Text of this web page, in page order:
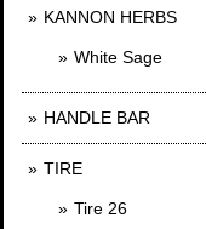
KANNON HERBS
White Sage
HANDLE BAR
TIRE
Tire 26